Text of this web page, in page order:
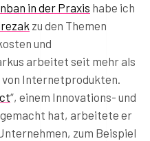
in der Praxis habe ich
zu den Themen
und
arbeitet seit mehr als
von Internetprodukten.
“, einem Innovations- und
hat, arbeitete er
zum Beispiel